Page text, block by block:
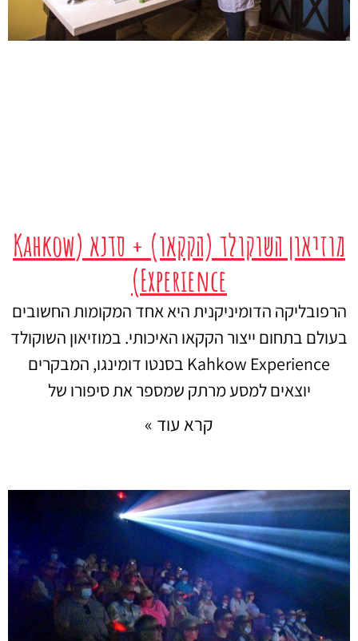
מוזיאון השוקולד (הקקאו) + סדנא (Kahkow
Experience)
הרפובליקה הדומיניקנית היא אחד המקומות החשובים
בעולם בתחום ייצור הקקאו האיכותי. במוזיאון השוקולד
Kahkow Experience בסנטו דומינגו, המבקרים
יוצאים למסע מרתק שמספר את סיפורו של
קרא עוד »